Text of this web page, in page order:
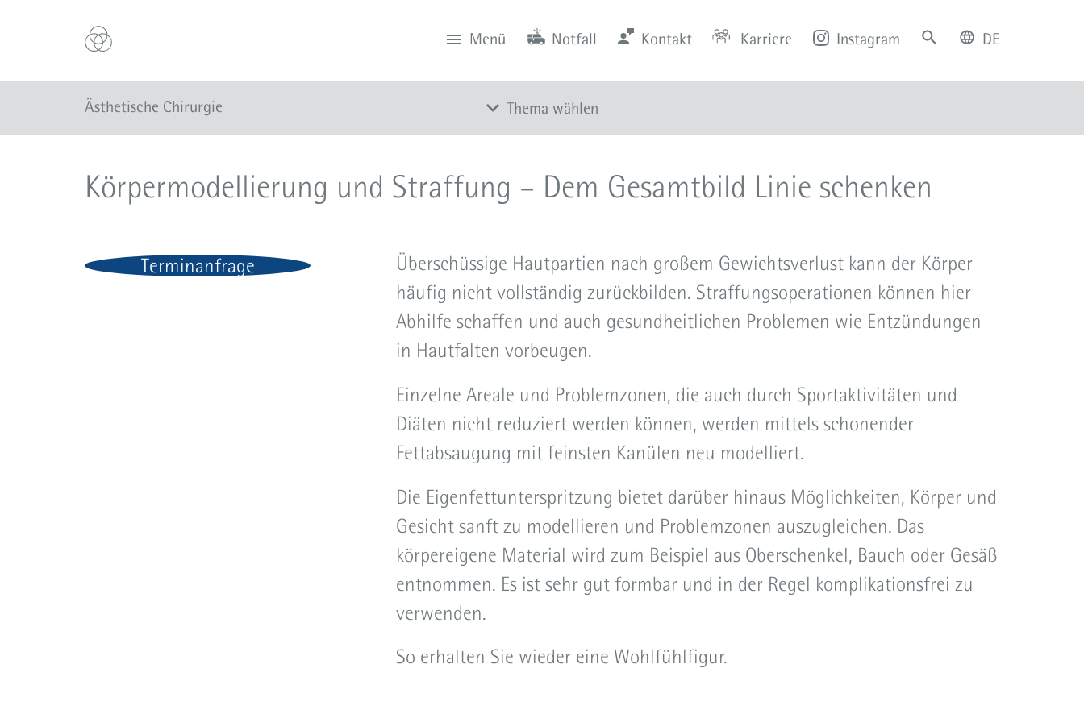
Menü Notfall Kontakt Karriere Instagram DE
Ästhetische Chirurgie Thema wählen
Augenlidkorrektur
Mund- und Lippenkorrektur
Hals- und Gesichtsstraffung
Brustoperationen
Schweißdrüsenoperationen
Körpermodellierung und Straffung – Dem Gesamtbild Linie schenken
Terminanfrage
Überschüssige Hautpartien nach großem Gewichtsverlust kann der Körper
häufig nicht vollständig zurückbilden. Straffungsoperationen können hier
Abhilfe schaffen und auch gesundheitlichen Problemen wie Entzündungen
in Hautfalten vorbeugen.
Einzelne Areale und Problemzonen, die auch durch Sportaktivitäten und
Diäten nicht reduziert werden können, werden mittels schonender
Fettabsaugung mit feinsten Kanülen neu modelliert.
Die Eigenfettunterspritzung bietet darüber hinaus Möglichkeiten, Körper und
Gesicht sanft zu modellieren und Problemzonen auszugleichen. Das
körpereigene Material wird zum Beispiel aus Oberschenkel, Bauch oder Gesäß
entnommen. Es ist sehr gut formbar und in der Regel komplikationsfrei zu
verwenden.
So erhalten Sie wieder eine Wohlfühlfigur.